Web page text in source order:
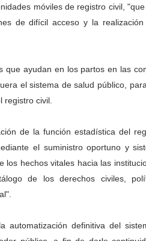
médicos en proceso de
en El Vigía con
en el sector La Montañita
móviles de registro civil,
de difícil acceso y la
que ayudan en los partos en las
el sistema de salud público,
registro civil.
de la función estadística del
el suministro oportuno y
hechos vitales hacia las
de los derechos civiles,
automatización definitiva del